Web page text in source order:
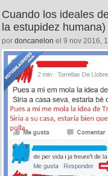
Cuando los ideales
la estupidez humana)
por doncanelon el 9 nov 2016,